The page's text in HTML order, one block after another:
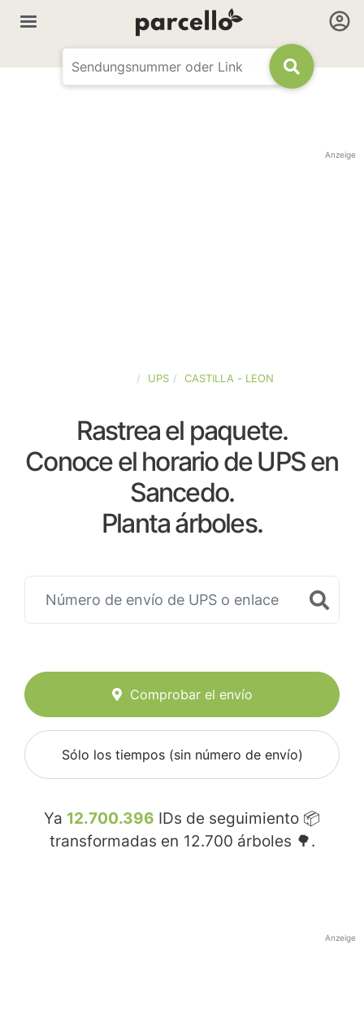
Anzeige
UPS CASTILLA - LEON
Rastrea el paquete.
Conoce el horario de UPS en
Sancedo.
Planta árboles.
Comprobar el envío
Sólo los tiempos (sin número de envío)
Ya 12.700.396 IDs de seguimiento 📦
transformadas en 12.700 árboles 🌳.
Anzeige